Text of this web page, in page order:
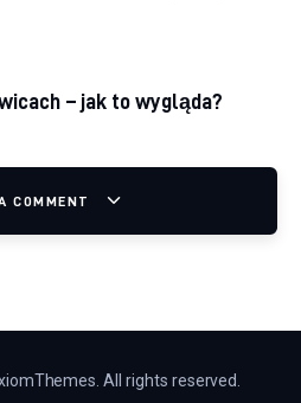
– jak to wygląda?
COMMENT
All rights reserved.